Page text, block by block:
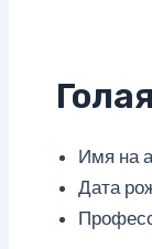
Имя на
Дата